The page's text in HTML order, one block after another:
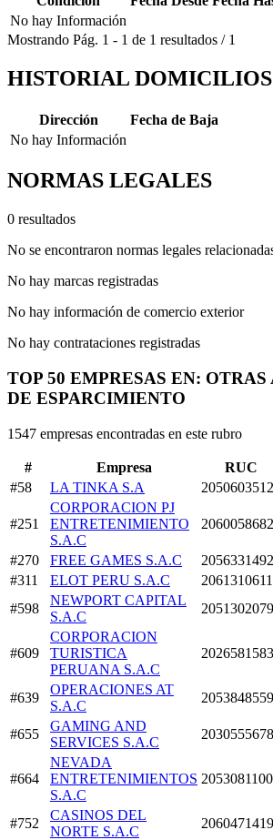
No hay Información
Mostrando Pág. 1 - 1 de 1 resultados / 1
HISTORIAL DOMICILIOS
Dirección
Fecha de Baja
No hay Información
NORMAS LEGALES
0 resultados
No se encontraron normas legales
No hay marcas registradas
No hay información de comercio exterior
No hay contrataciones registradas
TOP 50 EMPRESAS EN:
DE ESPARCIMIENTO
1547 empresas encontradas en este rubro
# Empresa RUC
#58
LA TINKA S.A
#251
CORPORACION PJ
ENTRETENIMIENTO
S.A.C
#270 FREE GAMES S.A.C
#311
ELOT PERU S.A.C
#598
NEWPORT CAPITAL
S.A.C
#609
CORPORACION
TURISTICA
PERUANA S.A.C
#639
OPERACIONES AT
S.A.C
#655
GAMING AND
SERVICES S.A.C
#664
NEVADA
ENTRETENIMIENTOS
S.A.C
#752
CASINOS DEL
NORTE S.A.C